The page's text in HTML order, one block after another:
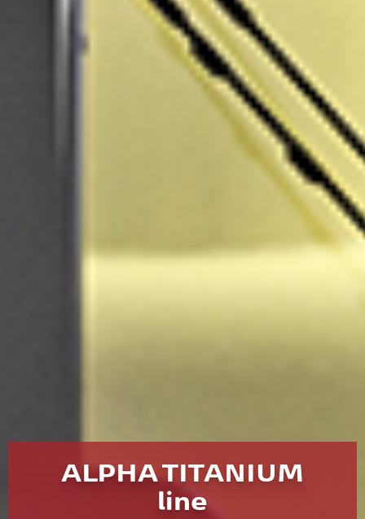
ALPHA TITANIUM
line